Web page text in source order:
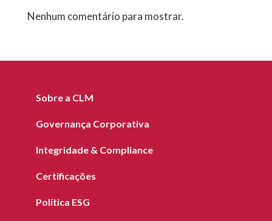
Nenhum comentário para mostrar.
Sobre a CLM
Governança Corporativa
Integridade & Compliance
Certificações
Política ESG